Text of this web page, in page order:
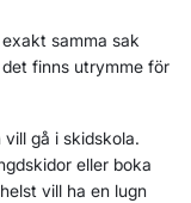
samma sak
finns utrymme för
vill gå i skidskola.
eller boka
vill ha en lugn